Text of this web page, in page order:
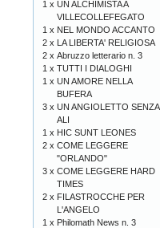
1 x UN ALCHIMISTA A
VILLECOLLEFEGATO
1 x NEL MONDO ACCANTO
2 x LA LIBERTA' RELIGIOSA
2 x Abruzzo letterario n. 3
1 x TUTTI I DIALOGHI
1 x UN AMORE NELLA
BUFERA
3 x UN ANGIOLETTO SENZA
ALI
1 x HIC SUNT LEONES
2 x COME LEGGERE
"ORLANDO"
3 x COME LEGGERE HARD
TIMES
2 x FILASTROCCHE PER
L'ANGELO
1 x Philomath News n. 3